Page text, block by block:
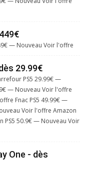
— Nouveau Voir l'offre
29.99€
PS5 29.99€ —
— Nouveau Voir l'offre
Fnac PS5 49.99€ —
Voir l'offre Amazon
PS5 50.9€ — Nouveau Voir
One - dès